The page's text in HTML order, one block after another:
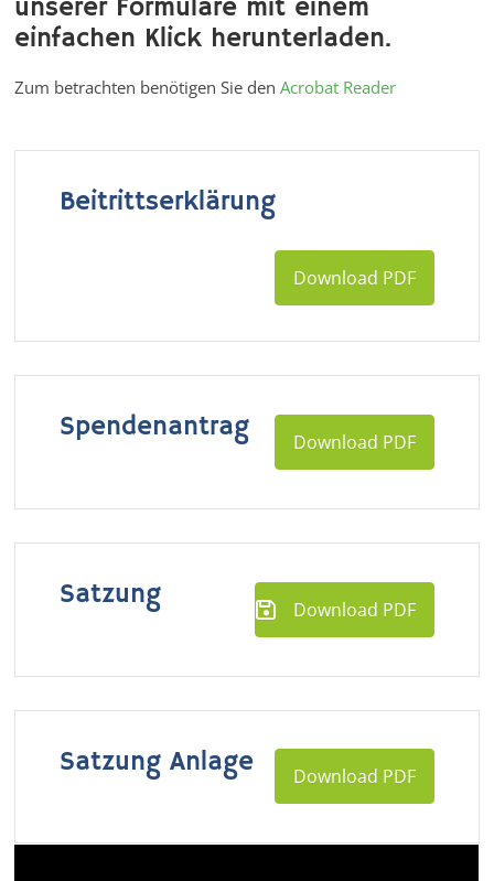
unserer Formulare mit einem
einfachen Klick herunterladen.
Zum betrachten benötigen Sie denAcrobat Reader
Beitrittserklärung
Download PDF
Spendenantrag Download PDF
Satzung Download PDF
Satzung Anlage Download PDF